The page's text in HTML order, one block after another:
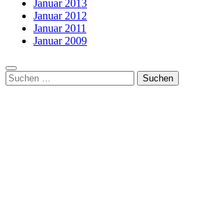
Januar 2013
Januar 2012
Januar 2011
Januar 2009
Suchen
nach: